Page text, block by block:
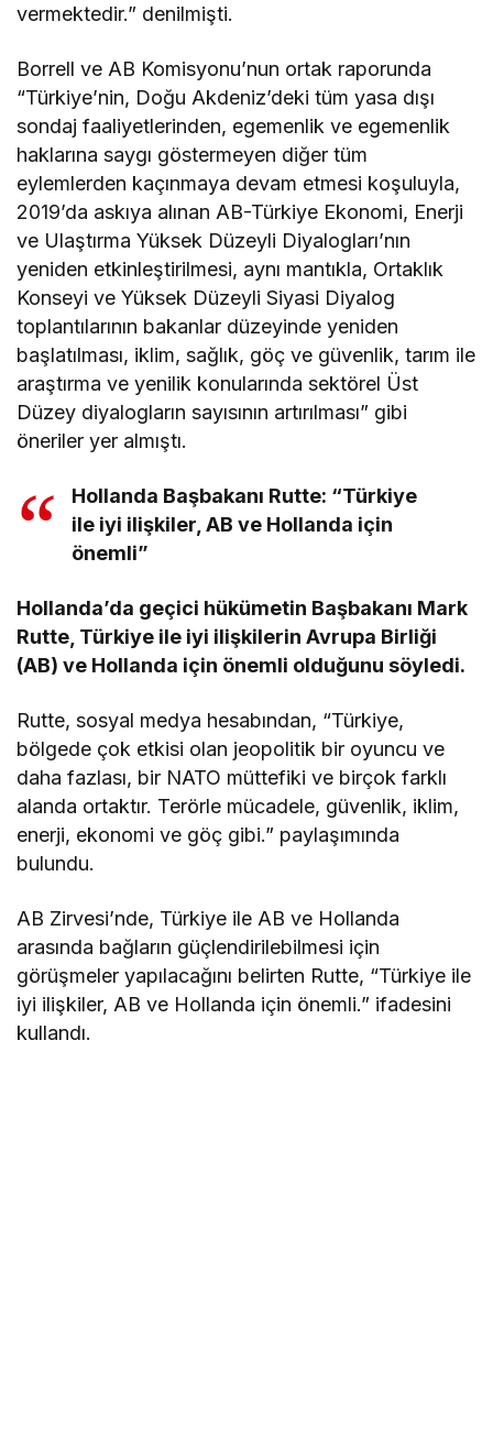
vermektedir.” denilmişti.
Borrell ve AB Komisyonu’nun ortak raporunda
“Türkiye’nin, Doğu Akdeniz’deki tüm yasa dışı
sondaj faaliyetlerinden, egemenlik ve egemenlik
haklarına saygı göstermeyen diğer tüm
eylemlerden kaçınmaya devam etmesi koşuluyla,
2019’da askıya alınan AB-Türkiye Ekonomi, Enerji
ve Ulaştırma Yüksek Düzeyli Diyalogları’nın
yeniden etkinleştirilmesi, aynı mantıkla, Ortaklık
Konseyi ve Yüksek Düzeyli Siyasi Diyalog
toplantılarının bakanlar düzeyinde yeniden
başlatılması, iklim, sağlık, göç ve güvenlik, tarım ile
araştırma ve yenilik konularında sektörel Üst
Düzey diyalogların sayısının artırılması” gibi
öneriler yer almıştı.
Hollanda Başbakanı Rutte: “Türkiye
ile iyi ilişkiler, AB ve Hollanda için
önemli”
Hollanda’da geçici hükümetin Başbakanı Mark
Rutte, Türkiye ile iyi ilişkilerin Avrupa Birliği
(AB) ve Hollanda için önemli olduğunu söyledi.
Rutte, sosyal medya hesabından, “Türkiye,
bölgede çok etkisi olan jeopolitik bir oyuncu ve
daha fazlası, bir NATO müttefiki ve birçok farklı
alanda ortaktır. Terörle mücadele, güvenlik, iklim,
enerji, ekonomi ve göç gibi.” paylaşımında
bulundu.
AB Zirvesi’nde, Türkiye ile AB ve Hollanda
arasında bağların güçlendirilebilmesi için
görüşmeler yapılacağını belirten Rutte, “Türkiye ile
iyi ilişkiler, AB ve Hollanda için önemli.” ifadesini
kullandı.